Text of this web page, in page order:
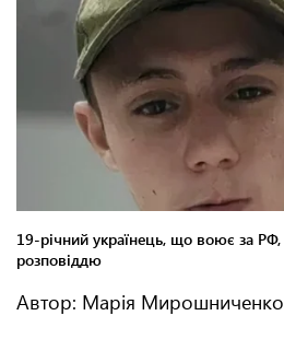
Автор: Марія Мирошниченко